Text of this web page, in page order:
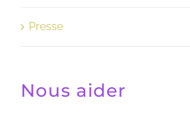
Presse
Nous aider